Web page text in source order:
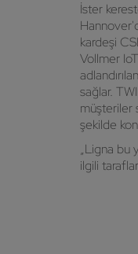
İster
kardeşi
Vollmer
sağlar.
müşteriler
şekilde
„Ligna bu
ilgili